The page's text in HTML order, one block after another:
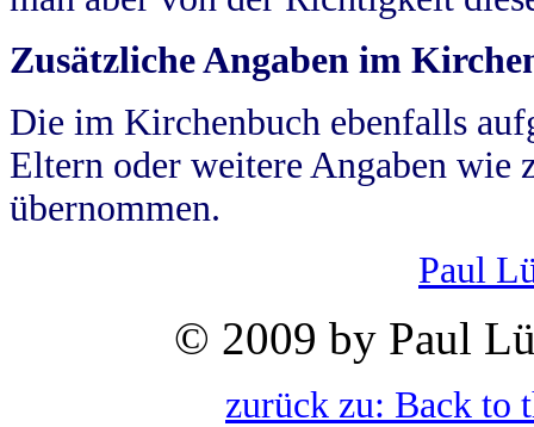
Zusätzliche Angaben im
Die im Kirchenbuch ebenfalls
Eltern oder weitere Angaben wie
übernommen.
Paul
© 2009 by Paul
zurück zu: Back to